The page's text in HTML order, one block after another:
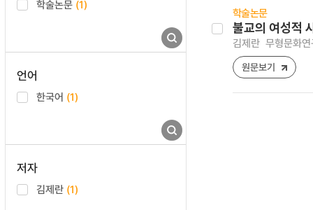
학술논문 (1)
언어
한국어 (1)
저자
김제란 (1)
학술논문
불교의 여성적
김제란 무형문화
원문보기